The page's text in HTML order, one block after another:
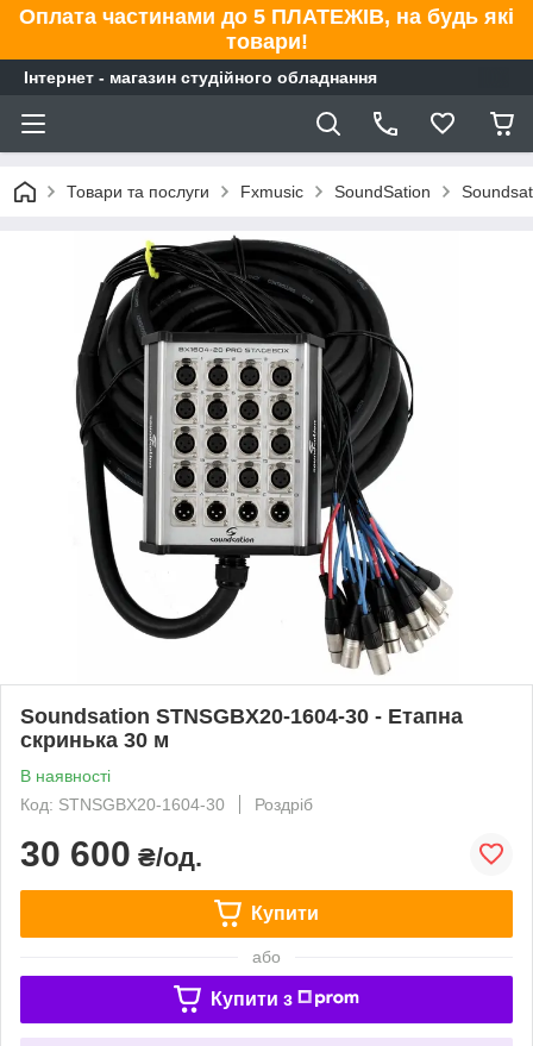
Оплата частинами до 5 ПЛАТЕЖІВ, на будь які
товари!
Інтернет - магазин студійного обладнання
Товари та послуги Fxmusic SoundSation
Soundsation STNSGBX20-1604-30 - Етапна
скринька 30 м
В наявності
Код: STNSGBX20-1604-30
Роздріб
30 600 ₴/од.
Купити
або
Купити з